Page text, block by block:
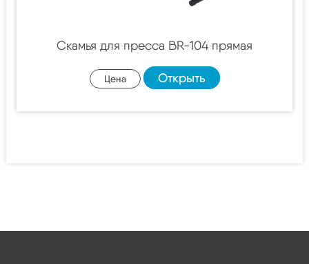
Скамья для пресса BR-104 прямая
Цена Открыть